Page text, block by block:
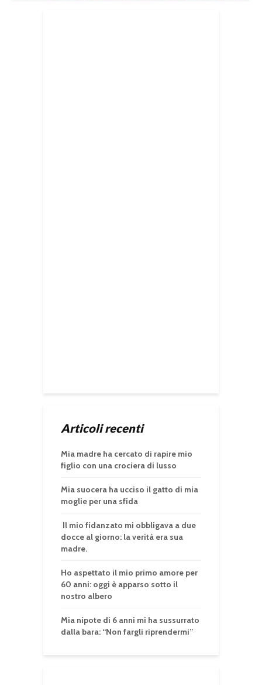
Articoli recenti
Mia madre ha cercato di rapire mio
figlio con una crociera di lusso
Mia suocera ha ucciso il gatto di mia
moglie per una sfida
Il mio fidanzato mi obbligava a due
docce al giorno: la verità era sua
madre.
Ho aspettato il mio primo amore per
60 anni: oggi è apparso sotto il
nostro albero
Mia nipote di 6 anni mi ha sussurrato
dalla bara: “Non fargli riprendermi”